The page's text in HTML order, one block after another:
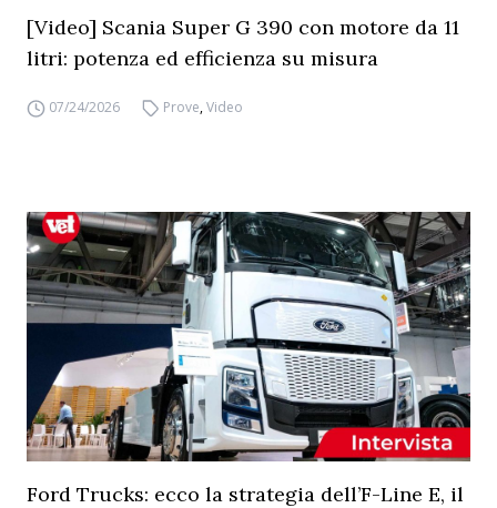
[Video] Scania Super G 390 con motore da 11
litri: potenza ed efficienza su misura
07/24/2026 Prove,Video
Ford Trucks: ecco la strategia dell’F-Line E, il